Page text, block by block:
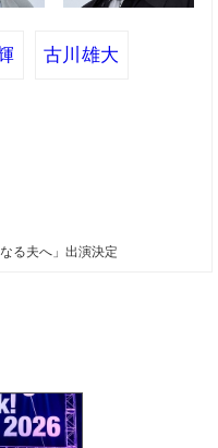
古川雄大
る夫へ」出演決定